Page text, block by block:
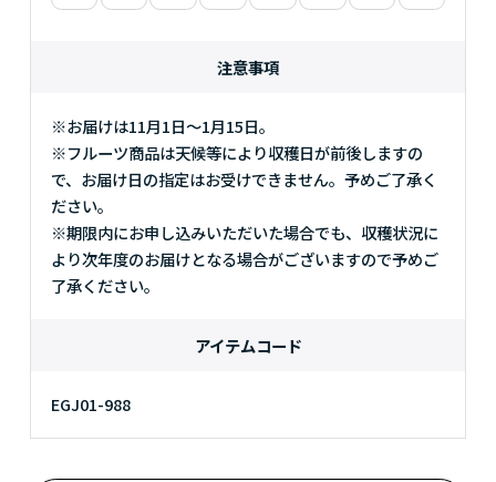
注意事項
※お届けは11月1日～1月15日。
※フルーツ商品は天候等により収穫日が前後しますの
で、お届け日の指定はお受けできません。予めご了承く
ださい。
※期限内にお申し込みいただいた場合でも、収穫状況に
より次年度のお届けとなる場合がございますので予めご
了承ください。
アイテムコード
EGJ01-988